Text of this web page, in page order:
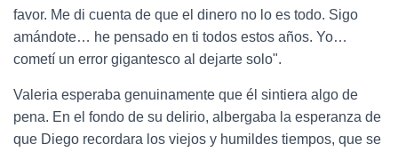
favor. Me di cuenta de que el dinero no lo es todo. Sigo
amándote… he pensado en ti todos estos años. Yo…
cometí un error gigantesco al dejarte solo".
Valeria esperaba genuinamente que él sintiera algo de
pena. En el fondo de su delirio, albergaba la esperanza de
que Diego recordara los viejos y humildes tiempos, que se